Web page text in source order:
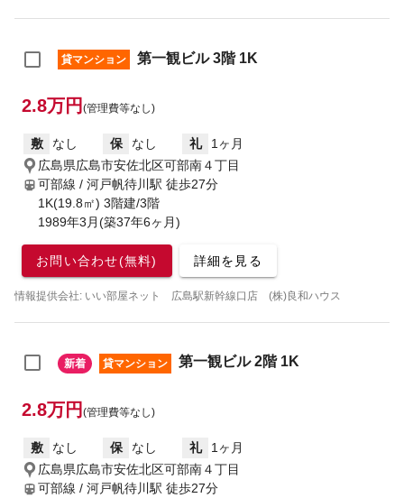
貸マンション 第一観ビル 3階 1K
2.8万円 (管理費等なし)
敷 なし 保 なし 礼
1ヶ月
広島県広島市安佐北区可部南４丁目
可部線 / 河戸帆待川駅 徒歩27分
1K(19.8㎡) 3階建/3階
1989年3月(築37年6ヶ月)
お問い合わせ(無料) 詳細を見る
情報提供会社: いい部屋ネット 広島駅新幹線口店 (株)良和ハウス
新着 貸マンション 第一観ビル 2階 1K
2.8万円 (管理費等なし)
敷 なし 保 なし 礼
1ヶ月
広島県広島市安佐北区可部南４丁目
可部線 / 河戸帆待川駅 徒歩27分